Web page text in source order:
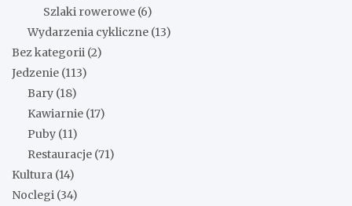
Szlaki rowerowe (6)
Wydarzenia cykliczne (13)
Bez kategorii (2)
Jedzenie (113)
Bary (18)
Kawiarnie (17)
Puby (11)
Restauracje (71)
Kultura (14)
Noclegi (34)